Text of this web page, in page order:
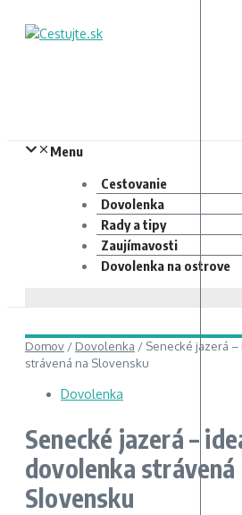
Menu
Cestovanie
Dovolenka
Rady a tipy
Zaujímavosti
Dovolenka na ostrove
Domov / Dovolenka / Senecké jazerá
strávená na Slovensku
Dovolenka
Senecké jazerá –
dovolenka strávená
Slovensku